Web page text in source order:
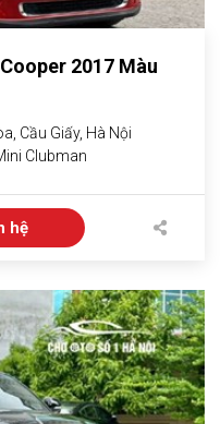
2017 Màu
Cầu Giấy, Hà Nội
Clubman
hệ